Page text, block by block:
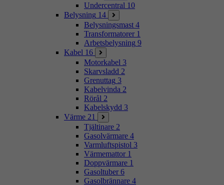
Undercentral 10
Belysning 14
Belysningsmast 4
Transformatorer 1
Arbetsbelysning 9
Kabel 16
Motorkabel 3
Skarvsladd 2
Grenuttag 3
Kabelvinda 2
Rörål 2
Kabelskydd 3
Värme 21
Tjältinare 2
Gasolvärmare 4
Varmluftspistol 3
Värmemattor 1
Doppvärmare 1
Gasoltuber 6
Gasolbrännare 4